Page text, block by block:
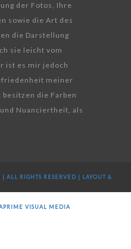
der Fotos, Ihre
sowie die Art des
die Darstellung
sie leicht vom
ist es mir jedoch
meiner
die Farben
Nuanciertheit, als
ALL RIGHTS RESERVED | LAYOUT &
VISUAL MEDIA